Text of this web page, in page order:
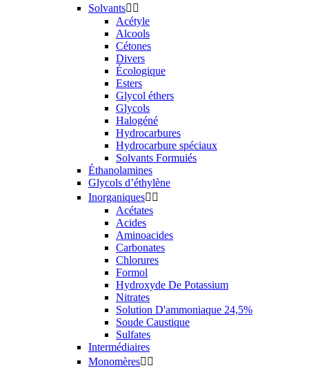
Solvants 
Acétyle
Alcools
Cétones
Divers
Écologique
Esters
Glycol éthers
Glycols
Halogéné
Hydrocarbures
Hydrocarbure spéciaux
Solvants Formuiés
Éthanolamines
Glycols d’éthylène
Inorganiques 
Acétates
Acides
Aminoacides
Carbonates
Chlorures
Formol
Hydroxyde De Potassium
Nitrates
Solution D'ammoniaque 24,5%
Soude Caustique
Sulfates
Intermédiaires
Monomères 